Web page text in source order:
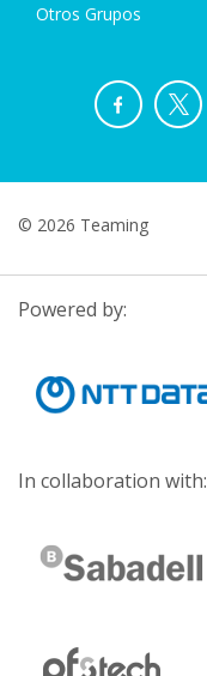
Otros Grupos
© 2026 Teaming
Powered by:
In collaboration with: